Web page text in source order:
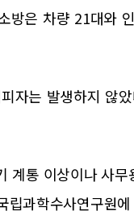
방은 차량 21대와
자는 발생하지 않
계통 이상이나 사
과학수사연구원